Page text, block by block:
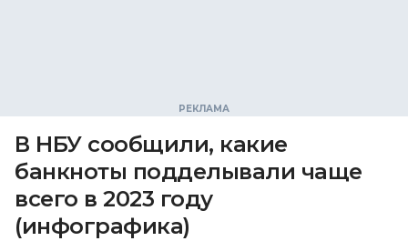
В НБУ сообщили, какие
банкноты подделывали чаще
всего в 2023 году
(инфографика)